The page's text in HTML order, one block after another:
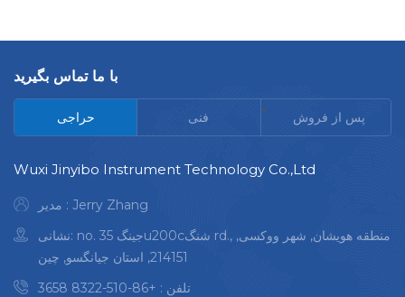
با ما تماس بگیرید
حراجی فنی < پس از فروش
Wuxi Jinyibo Instrument Technology Co.,Ltd
مدیر : Jerry Zhang
نشانی: no. 35 جینگu200cشنگ rd., منطقه هویشان, شهر ووکسی,
214151, استان جیانگسو, چین
تلفن : +86-510-8322 3658